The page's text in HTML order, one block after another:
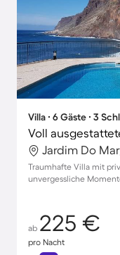
Villa ∙ 6 Gäste ∙ 3
Jardim Do
Traumhafte Villa mit
unvergessliche
ab 225 €
pro Nacht